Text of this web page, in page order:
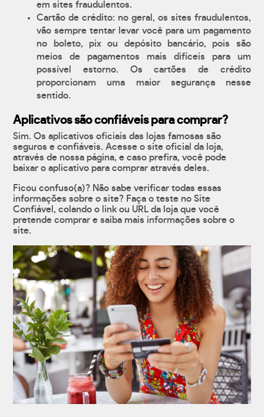
em sites fraudulentos.
Cartão de crédito: no geral, os sites fraudulentos,
vão sempre tentar levar você para um pagamento
no boleto, pix ou depósito bancário, pois são
meios de pagamentos mais difíceis para um
possível estorno. Os cartões de crédito
proporcionam uma maior segurança nesse
sentido.
Aplicativos são confiáveis para comprar?
Sim. Os aplicativos oficiais das lojas famosas são
seguros e confiáveis. Acesse o site oficial da loja,
através de nossa página, e caso prefira, você pode
baixar o aplicativo para comprar através deles.
Ficou confuso(a)? Não sabe verificar todas essas
informações sobre o site? Faça o teste no Site
Confiável, colando o link ou URL da loja que você
pretende comprar e saiba mais informações sobre o
site.